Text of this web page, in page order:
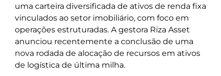
uma carteira diversificada de ativos de renda fixa
vinculados ao setor imobiliário, com foco em
operações estruturadas. A gestora Riza Asset
anunciou recentemente a conclusão de uma
nova rodada de alocação de recursos em ativos
de logística de última milha.